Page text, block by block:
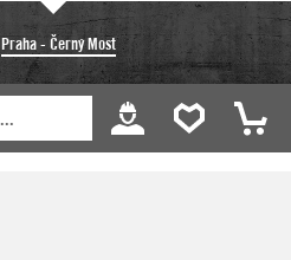
Praha - Černý Most